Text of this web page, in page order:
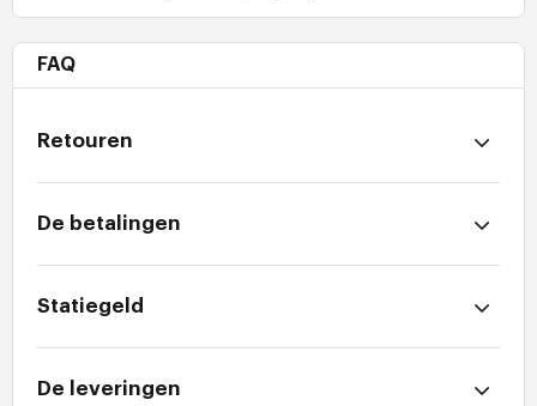
FAQ
Retouren
De betalingen
Statiegeld
De leveringen